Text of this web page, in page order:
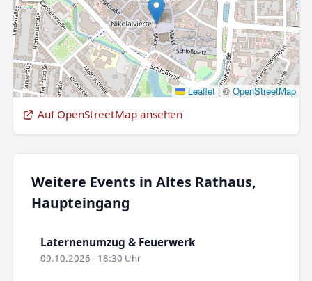
Leaflet |©OpenStreetMap
Auf OpenStreetMap ansehen
Weitere Events in Altes Rathaus,
Haupteingang
Laternenumzug & Feuerwerk
09.10.2026 - 18:30 Uhr